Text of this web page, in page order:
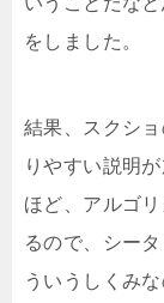
をしました。
結果、スクシ
りやすい説明
ほど、アルゴ
るので、シー
ういうしくみ